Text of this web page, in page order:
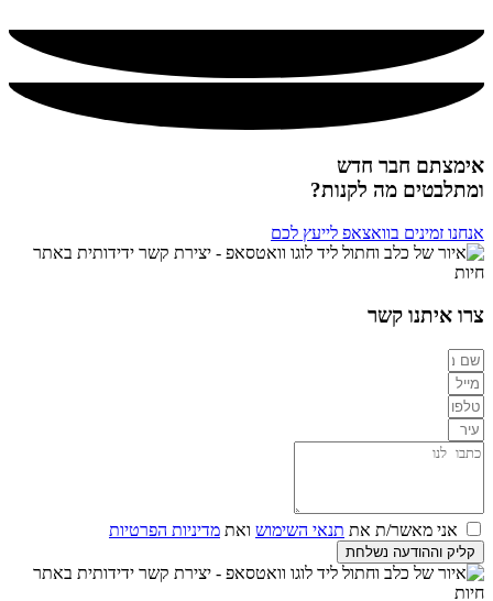
אימצתם חבר חדש
ומתלבטים מה לקנות?
אנחנו זמינים בוואצאפ לייעץ לכם
צרו איתנו קשר
אני מאשר/ת את תנאי השימוש ואת מדיניות הפרטיות
קליק וההודעה נשלחת